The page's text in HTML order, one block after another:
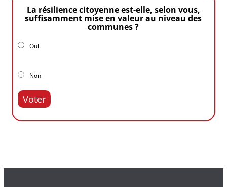
La résilience citoyenne est-elle, selon vous,
suffisamment mise en valeur au niveau des
communes ?
Oui
Non
Voter